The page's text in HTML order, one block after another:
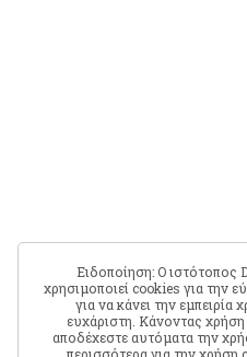
Ειδοποίηση: Ο
χρησιμοποιεί cookies για την
για να κάνει την εμπειρία
ευχάριστη. Κάνοντας
αποδέχεστε αυτόματα την